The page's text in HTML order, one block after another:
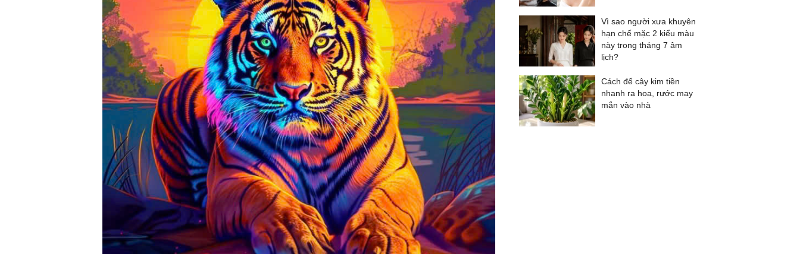
Vì sao người xưa khuyên
hạn chế mặc 2 kiểu màu
này trong tháng 7 âm
lịch?
Cách để cây kim tiền
nhanh ra hoa, rước may
mắn vào nhà